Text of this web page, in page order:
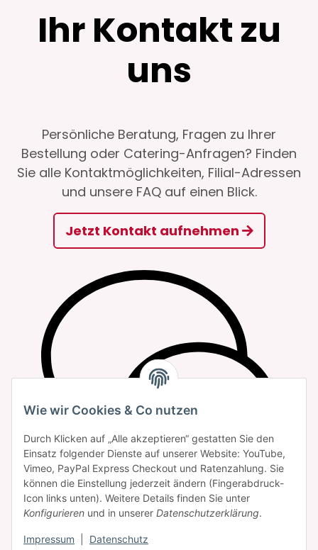
Ihr Kontakt zu
uns
Persönliche Beratung, Fragen zu Ihrer
Bestellung oder Catering-Anfragen? Finden
Sie alle Kontaktmöglichkeiten, Filial-Adressen
und unsere FAQ auf einen Blick.
Jetzt Kontakt aufnehmen
Wie wir Cookies & Co nutzen
Durch Klicken auf „Alle akzeptieren“ gestatten Sie den
Einsatz folgender Dienste auf unserer Website: YouTube,
Vimeo, PayPal Express Checkout und Ratenzahlung. Sie
können die Einstellung jederzeit ändern (Fingerabdruck-
Icon links unten). Weitere Details finden Sie unter
Konfigurieren und in unserer Datenschutzerklärung.
Impressum Datenschutz